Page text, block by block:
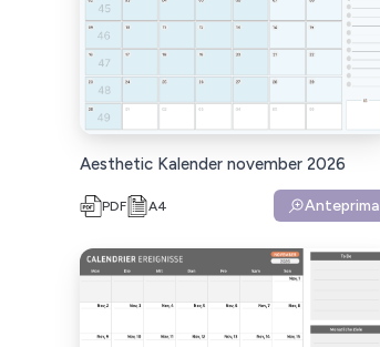
Aesthetic Kalender november 2026
PDF A4 Anteprima